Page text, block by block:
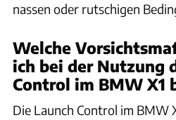
nassen oder rutschigen
Welche
ich bei der Nutzung
Control im BMW X1
Die Launch Control im BMW